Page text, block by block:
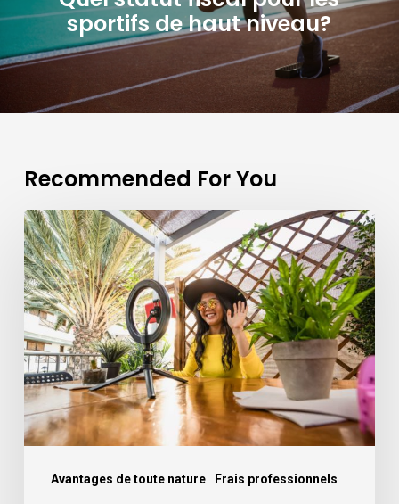
sportifs de haut niveau?
Recommended For You
Avantages de toute nature Frais professionnels